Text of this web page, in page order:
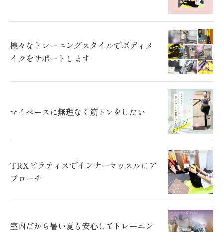
様々なトレーニングスタイルでボディメ
イクをサポートします
マイペースに無理なく筋トレをしたい
TRXピラティスでインナーマッスルにア
プローチ
室内だから暑い夏も安心してトレーニン